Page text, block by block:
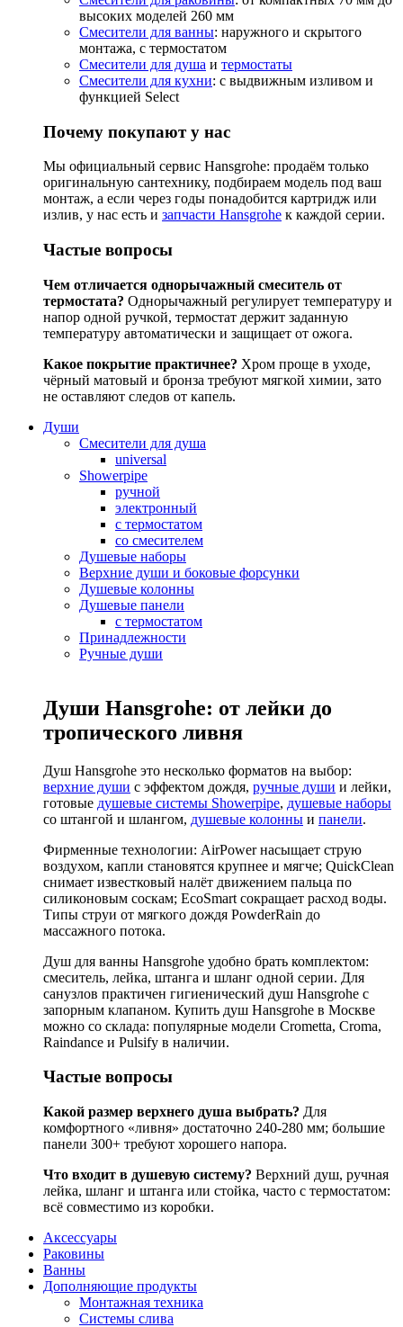
высоких моделей 260 мм
Смесители для ванны: наружного и скрытого
монтажа, с термостатом
Смесители для душа и термостаты
Смесители для кухни: с выдвижным изливом и
функцией Select
Почему покупают у нас
Мы официальный сервис Hansgrohe: продаём только
оригинальную сантехнику, подбираем модель под ваш
монтаж, а если через годы понадобится картридж или
излив, у нас есть и запчасти Hansgrohe к каждой серии.
Частые вопросы
Чем отличается однорычажный смеситель от
термостата? Однорычажный регулирует температуру и
напор одной ручкой, термостат держит заданную
температуру автоматически и защищает от ожога.
Какое покрытие практичнее? Хром проще в уходе,
чёрный матовый и бронза требуют мягкой химии, зато
не оставляют следов от капель.
Души
Смесители для душа
universal
Showerpipe
ручной
электронный
с термостатом
со смесителем
Душевые наборы
Верхние души и боковые форсунки
Душевые колонны
Душевые панели
с термостатом
Принадлежности
Ручные души
Души Hansgrohe: от лейки до
тропического ливня
Душ Hansgrohe это несколько форматов на выбор:
верхние души с эффектом дождя, ручные души и лейки,
готовые душевые системы Showerpipe, душевые наборы
со штангой и шлангом, душевые колонны и панели.
Фирменные технологии: AirPower насыщает струю
воздухом, капли становятся крупнее и мягче; QuickClean
снимает известковый налёт движением пальца по
силиконовым соскам; EcoSmart сокращает расход воды.
Типы струи от мягкого дождя PowderRain до
массажного потока.
Душ для ванны Hansgrohe удобно брать комплектом:
смеситель, лейка, штанга и шланг одной серии. Для
санузлов практичен гигиенический душ Hansgrohe с
запорным клапаном. Купить душ Hansgrohe в Москве
можно со склада: популярные модели Crometta, Croma,
Raindance и Pulsify в наличии.
Частые вопросы
Какой размер верхнего душа выбрать? Для
комфортного «ливня» достаточно 240-280 мм; большие
панели 300+ требуют хорошего напора.
Что входит в душевую систему? Верхний душ, ручная
лейка, шланг и штанга или стойка, часто с термостатом:
всё совместимо из коробки.
Аксессуары
Раковины
Ванны
Дополняющие продукты
Монтажная техника
Системы слива